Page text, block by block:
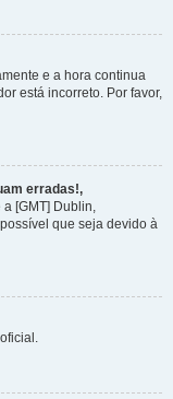
e a hora continua
está incorreto. Por favor,
erradas!,
[GMT] Dublin,
que seja devido à